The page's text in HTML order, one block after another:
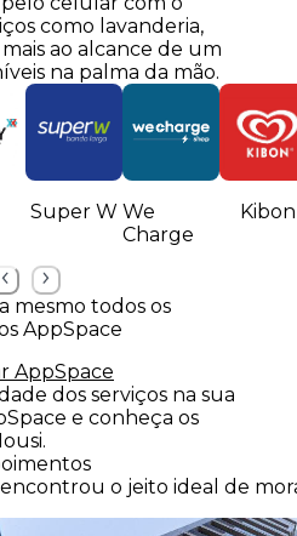
como lavanderia,
ao alcance de um
na palma da mão.
Super W We
Charge
Kibon
mesmo todos os
AppSpace
AppSpace
dos serviços na sua
e conheça os
o jeito ideal de